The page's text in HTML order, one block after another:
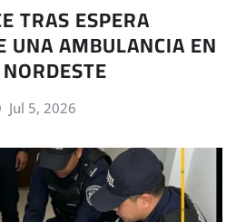
TRAS ESPERA
UNA AMBULANCIA EN
Jul 5, 2026